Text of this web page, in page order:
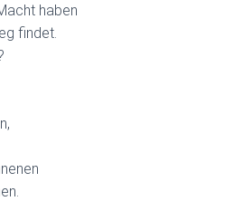
haben
findet.